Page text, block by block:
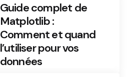
Guide complet de
Matplotlib :
Comment et quand
l’utiliser pour vos
données